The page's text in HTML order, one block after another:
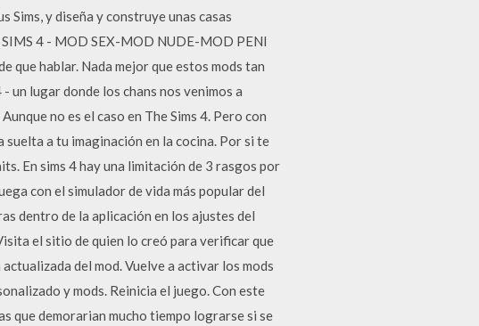
Sims, y diseña y construye unas casas
4 - MOD SEX-MOD NUDE-MOD PENI
que hablar. Nada mejor que estos mods tan
un lugar donde los chans nos venimos a
no es el caso en The Sims 4. Pero con
a tu imaginación en la cocina. Por si te
En sims 4 hay una limitación de 3 rasgos por
con el simulador de vida más popular del
dentro de la aplicación en los ajustes del
el sitio de quien lo creó para verificar que
del mod. Vuelve a activar los mods
y mods. Reinicia el juego. Con este
que demorarian mucho tiempo lograrse si se